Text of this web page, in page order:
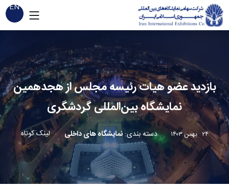
EN
بازدید عضو هیات رئیسه مجلس از هجدهمین
نمایشگاه بین‌المللی گردشگری
۲۴ بهمن ۱۴۰۳ دسته بندی:نمایشگاه های داخلی لینک کوتاه